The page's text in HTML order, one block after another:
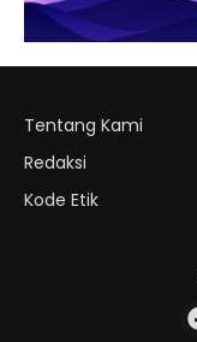
Tentang Kami
Redaksi
Kode Etik